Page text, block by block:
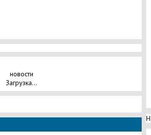
новости
Загрузка...